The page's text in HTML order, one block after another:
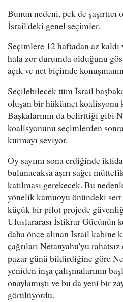
Bunun nedeni, pek de
İsrail'deki genel seçimler.
Seçimlere 12 haftadan az
hala zor durumda olduğunu
açık ve net biçimde
Seçilebilecek tüm İsrail
oluşan bir hükümet koalisyonu
Başkalarının da belirttiği gibi
koalisyonunu seçimlerden
kurmayı seviyor.
Oy sayımı sona erdiğinde
bulunacaksa aşırı sağcı
katılması gerekecek. Bu
yönelik kamuoyu önündeki
küçük bir pilot projede
Uluslararası İstikrar Gücünün
daha önce alınan İsrail kabine
çağrıları Netanyahu'yu
pazar günü bildirdiğine göre
yeniden inşa çalışmalarının
onaylamıştı ve bu da yeni bir
görülüyordu.